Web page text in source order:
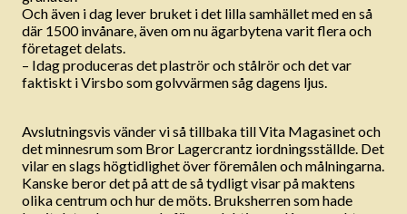
Och även i dag lever bruket i det lilla samhället med en så
där 1500 invånare, även om nu ägarbytena varit flera och
företaget delats.
– Idag produceras det plaströr och stålrör och det var
faktiskt i Virsbo som golvvärmen såg dagens ljus.
Avslutningsvis vänder vi så tillbaka till Vita Magasinet och
det minnesrum som Bror Lagercrantz iordningsställde. Det
vilar en slags högtidlighet över föremålen och målningarna.
Kanske beror det på att de så tydligt visar på maktens
olika centrum och hur de möts. Bruksherren som hade